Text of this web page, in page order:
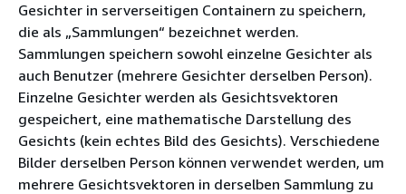
Gesichter in serverseitigen Containern zu speichern,
die als „Sammlungen“ bezeichnet werden.
Sammlungen speichern sowohl einzelne Gesichter als
auch Benutzer (mehrere Gesichter derselben Person).
Einzelne Gesichter werden als Gesichtsvektoren
gespeichert, eine mathematische Darstellung des
Gesichts (kein echtes Bild des Gesichts). Verschiedene
Bilder derselben Person können verwendet werden, um
mehrere Gesichtsvektoren in derselben Sammlung zu